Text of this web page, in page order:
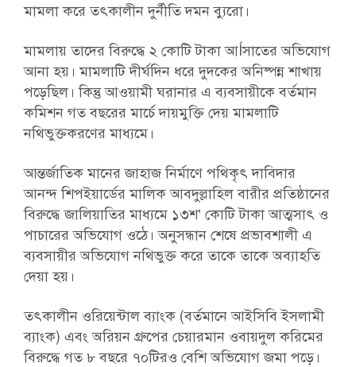
মামলা করে তৎকালীন দুর্নীতি দমন ব্যুরো।
মামলায় তাদের বিরুদ্ধে ২ কোটি টাকা আÍসাতের অভিযোগ
আনা হয়। মামলাটি দীর্ঘদিন ধরে দুদকের অনিষ্পন্ন শাখায়
পড়েছিল। কিন্তু আওয়ামী ঘরানার এ ব্যবসায়ীকে বর্তমান
কমিশন গত বছরের মার্চে দায়মুক্তি দেয় মামলাটি
নথিভুক্তকরণের মাধ্যমে।
আন্তর্জাতিক মানের জাহাজ নির্মাণে পথিকৃৎ দাবিদার
আনন্দ শিপইয়ার্ডের মালিক আবদুল্লাহিল বারীর প্রতিষ্ঠানের
বিরুদ্ধে জালিয়াতির মাধ্যমে ১৩শ’ কোটি টাকা আত্মসাৎ ও
পাচারের অভিযোগ ওঠে। অনুসন্ধান শেষে প্রভাবশালী এ
ব্যবসায়ীর অভিযোগ নথিভুক্ত করে তাকে তাকে অব্যাহতি
দেয়া হয়।
তৎকালীন ওরিয়েন্টাল ব্যাংক (বর্তমানে আইসিবি ইসলামী
ব্যাংক) এবং অরিয়ন গ্রুপের চেয়ারমান ওবায়দুল করিমের
বিরুদ্ধে গত ৮ বছরে ৭০টিরও বেশি অভিযোগ জমা পড়ে।